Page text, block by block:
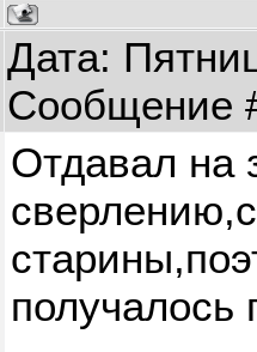
Дата:
Сообщение
Отдавал на
получалось